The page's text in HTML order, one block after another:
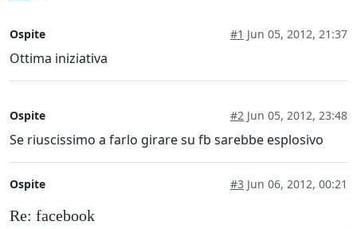
Ospite #1 Jun 05, 2012, 21:37
Ottima iniziativa
Ospite #2 Jun 05, 2012, 23:48
Se riuscissimo a farlo girare su fb sarebbe esplosivo
Ospite #3 Jun 06, 2012, 00:21
Re: facebook